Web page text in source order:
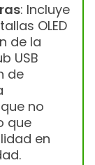
: Incluye
OLED
de la
USB
de
no
que
en